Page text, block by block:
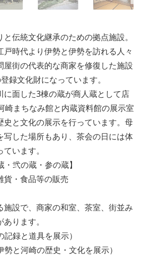
伝統文化継承のための拠点施設。
時代より伊勢と伊勢を訪れる人々
屋街の代表的な商家を修復した施設
録文化財になっています。
に面した3棟の蔵が商人蔵として店
崎まちなみ館と内蔵資料館の展示室
史と文化の展示を行っています。母
写した場所もあり、茶会の日には体
います。
弐の蔵・参の蔵】
・食品等の販売
設で、商家の和室、茶室、街並み
ります。
録と道具を展示）
と河崎の歴史・文化を展示）